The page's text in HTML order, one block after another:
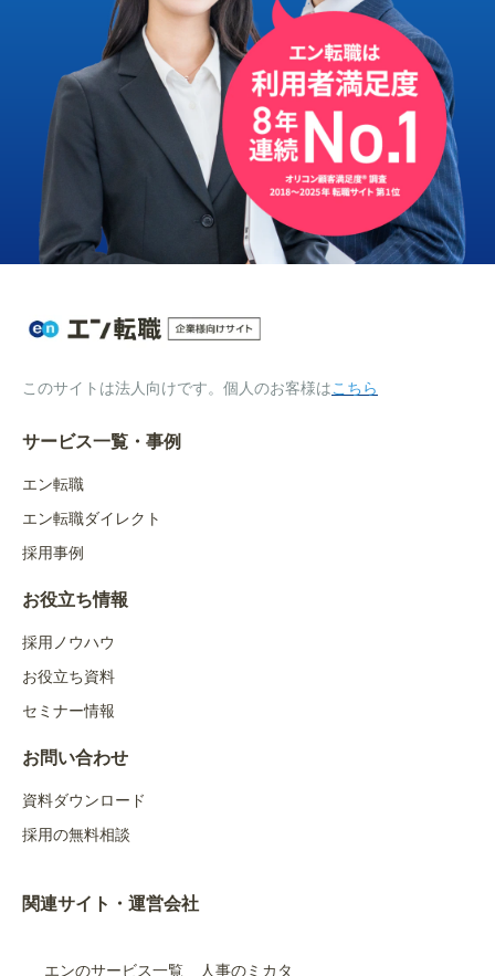
このサイトは法人向けです。個人のお客様はこちら
サービス一覧・事例
エン転職
エン転職ダイレクト
採用事例
お役立ち情報
採用ノウハウ
お役立ち資料
セミナー情報
お問い合わせ
資料ダウンロード
採用の無料相談
関連サイト・運営会社
エンのサービス一覧 人事のミカタ